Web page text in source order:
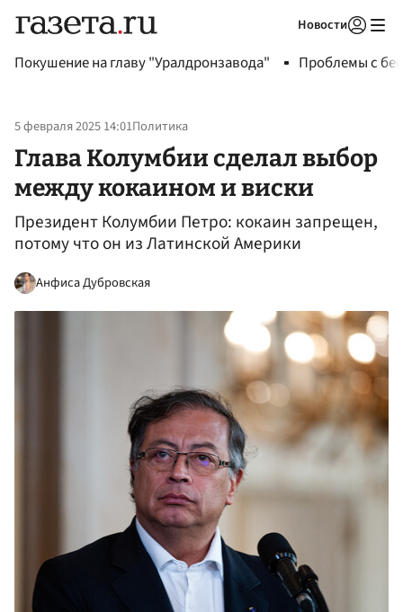
Новости
Покушение на главу "Уралдронзавода" Проблемы с
5 февраля 2025 14:01Политика
Глава Колумбии сделал выбор
между кокаином и виски
Президент Колумбии Петро: кокаин запрещен,
потому что он из Латинской Америки
Анфиса Дубровская